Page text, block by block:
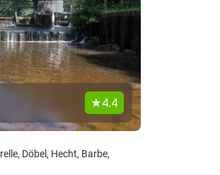
4.4
Döbel, Hecht, Barbe,